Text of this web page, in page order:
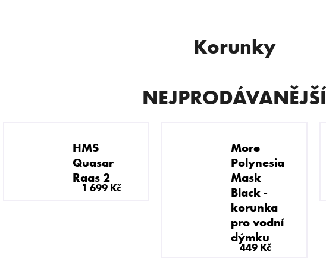
Korunky
NEJPRODÁVANĚJŠÍ
HMS
Quasar
Raas 2
1 699 Kč
More
Polynesia
Mask
Black -
korunka
pro vodní
dýmku
449 Kč
Doporučujeme